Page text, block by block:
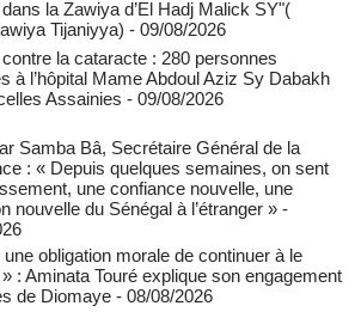
la Zawiya d’El Hadj Malick SY"(
Tijaniyya) - 09/08/2026
contre la cataracte : 280 personnes
à l’hôpital Mame Abdoul Aziz Sy Dabakh
Assainies - 09/08/2026
Samba Bâ, Secrétaire Général de la
: « Depuis quelques semaines, on sent
une confiance nouvelle, une
nouvelle du Sénégal à l’étranger » -
une obligation morale de continuer à le
: Aminata Touré explique son engagement
de Diomaye - 08/08/2026